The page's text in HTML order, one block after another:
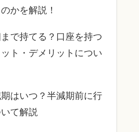
かを解説！
で持てる？口座を持つ
ト・デメリットについ
はいつ？半減期前に行
て解説